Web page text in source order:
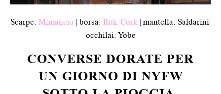
Scarpe: Mimanera | borsa: Rok-Cork | mantella: Saldarini|
occhilai: Yobe
CONVERSE DORATE PER
UN GIORNO DI NYFW